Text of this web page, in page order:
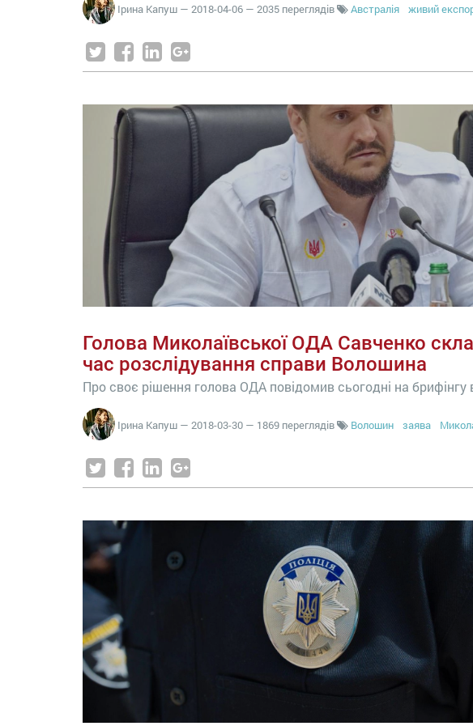
Ірина Капуш — 2018-04-06 — 2035 переглядів Австралія живий
Голова Миколаївської ОДА Савченко
час розслідування справи Волошина
Про своє рішення голова ОДА повідомив сьогодні на брифінгу
Ірина Капуш — 2018-03-30 — 1869 переглядів Волошин заява